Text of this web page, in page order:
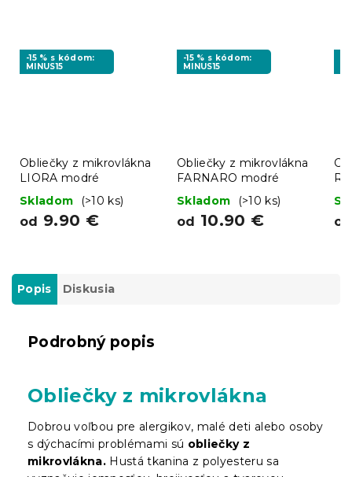
-15 % s kódom:
MINUS15
Obliečky z mikrovlákna
LIORA modré
Skladom
(>10 ks)
od 9.90 €
-15 % s kódom:
MINUS15
Obliečky z mikrovlákna
FARNARO modré
Skladom
(>10 ks)
od 10.90 € od
Popis Diskusia
Podrobný popis
Obliečky z mikrovlákna
Dobrou voľbou pre alergikov, malé deti alebo osoby
s dýchacími problémami sú obliečky z
mikrovlákna. Hustá tkanina z polyesteru sa